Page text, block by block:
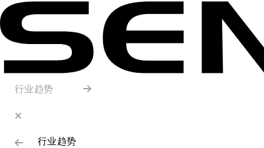
行业趋势
行业趋势